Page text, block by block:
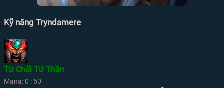
Kỹ năng Tryndamere
Từ Chối Tử Thần
Mana: 0 : 50